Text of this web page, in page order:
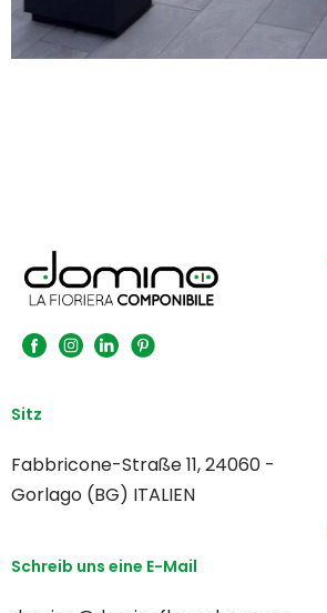
Sitz
Fabbricone-Straße 11, 24060 -
Gorlago (BG) ITALIEN
Schreib uns eine E-Mail